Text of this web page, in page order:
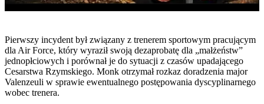
Pierwszy incydent był związany z trenerem sportowym pracującym
dla Air Force, który wyraził swoją dezaprobatę dla „małżeństw”
jednopłciowych i porównał je do sytuacji z czasów upadającego
Cesarstwa Rzymskiego. Monk otrzymał rozkaz doradzenia major
Valenzeuli w sprawie ewentualnego postępowania dyscyplinarnego
wobec trenera.